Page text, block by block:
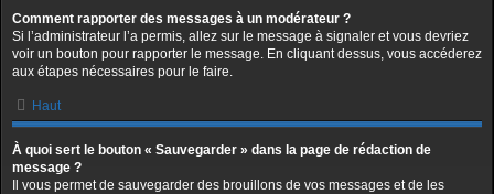
Comment rapporter des messages à un modérateur ?
Si l’administrateur l’a permis, allez sur le message à signaler et vous devriez
voir un bouton pour rapporter le message. En cliquant dessus, vous accéderez
aux étapes nécessaires pour le faire.
Haut
À quoi sert le bouton « Sauvegarder » dans la page de rédaction de
message ?
Il vous permet de sauvegarder des brouillons de vos messages et de les